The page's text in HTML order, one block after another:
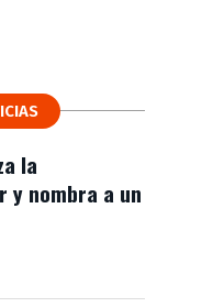
la
y nombra a un